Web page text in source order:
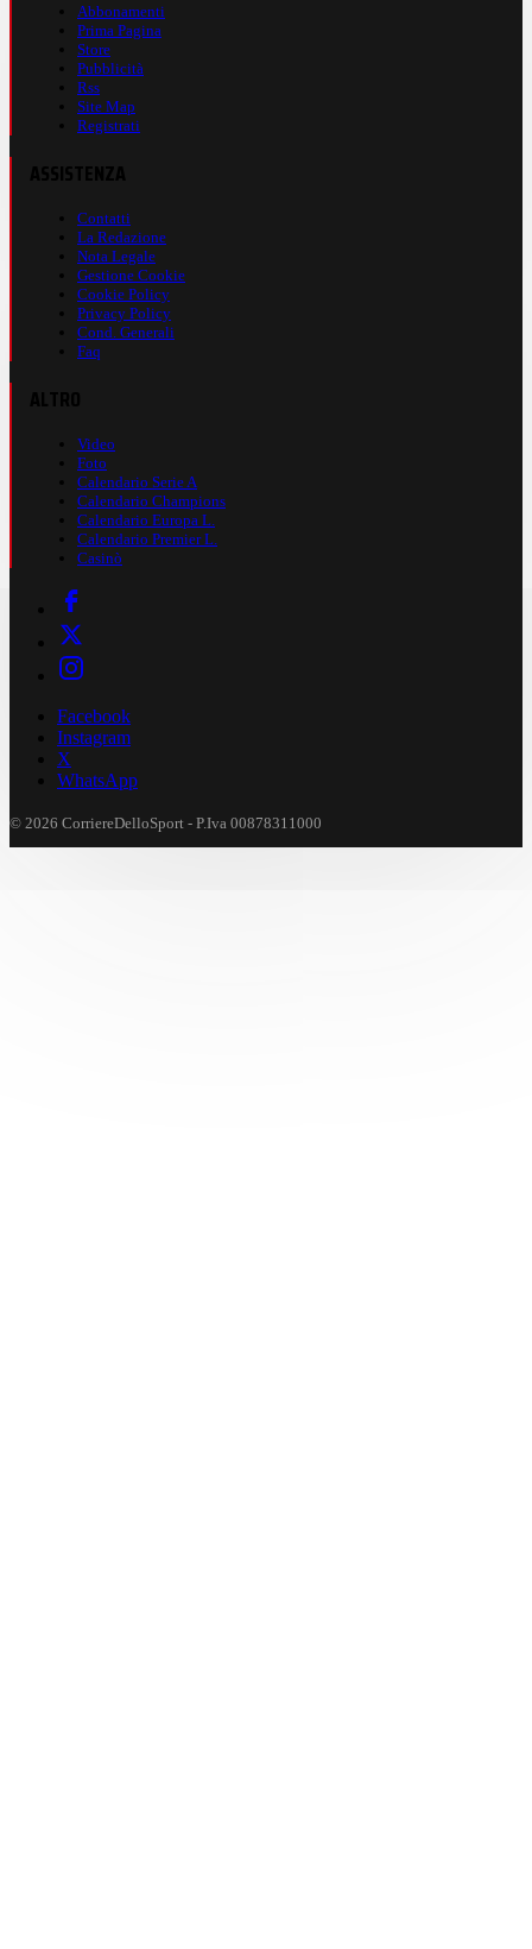
Abbonamenti
Prima Pagina
Store
Pubblicità
Rss
Site Map
Registrati
Contatti
La Redazione
Nota Legale
Gestione Cookie
Cookie Policy
Privacy Policy
Cond. Generali
Faq
Video
Foto
Calendario Serie A
Calendario Champions
Calendario Europa L.
Calendario Premier L.
Casinò
Facebook
Instagram
X
WhatsApp
© 2026 CorriereDelloSport - P.Iva 00878311000